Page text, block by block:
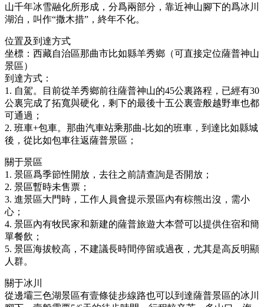
山千年冰雪融化所形成，分爲兩部分，靠近神山腳下的爲冰川
湖泊，叫作“撒木措”，終年不化。
位置及到達方式
坐標：西藏自治區那曲市比如縣羊秀鄉（可直接定位薩普神山
景區）
到達方式：
1. 自駕。目前從羊秀鄉前往薩普神山的45公裏路程，已經有30
公裏完成了拓寬與硬化，剩下的最後十五公裏壹般越野車也都
可通過；
2. 班車+包車。那曲汽車站乘那曲-比如的班車，到達比如縣城
後，從比如包車往返薩普景區；
關于景區
1. 景區爲季節性開放，去往之前請查詢是否開放；
2. 景區暫時未售票；
3. 進景區大門時，工作人員會提示景區內有棕熊出沒，需小
心；
4. 景區內有牧民家和新建的薩普旅遊大本營可以提供住宿和簡
單餐飲；
5. 景區海拔較高，不建議長時間停留或過夜，尤其是高反明顯
人群。
關于冰川
從邊壩三色湖景區有壹條徒步線路也可以到達薩普景區的冰川